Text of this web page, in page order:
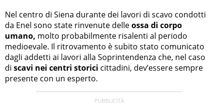
Nel centro di Siena durante dei lavori di scavo condotti
da Enel sono state rinvenute delleossa di corpo
umano, molto probabilmente risalenti al periodo
medioevale. Il ritrovamento è subito stato comunicato
dagli addetti ai lavori alla Soprintendenza che, nel caso
di scavi nei centri storici cittadini, dev’essere sempre
presente con un esperto.